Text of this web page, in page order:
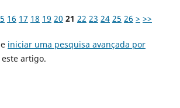
16 17 18 19 20 21 22 23 24 25 26 > >>
iniciar uma pesquisa avançada por
artigo.